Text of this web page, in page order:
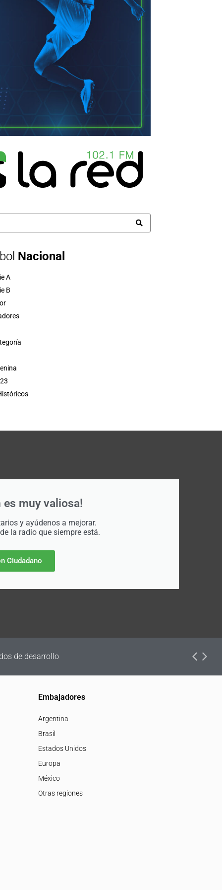
Nacional
A
B
es muy valiosa!
y ayúdenos a mejorar.
la radio que siempre está.
Ciudadano
de desarrollo
Embajadores
Argentina
Brasil
Estados Unidos
Europa
México
Otras regiones